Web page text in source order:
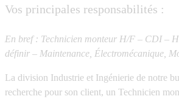
Vos principales responsabilités :
En bref : Technicien monteur H/F – CDI –
définir – Maintenance, Électromécanique,
La division Industrie et Ingénierie de notre
recherche pour son client, un Technicien